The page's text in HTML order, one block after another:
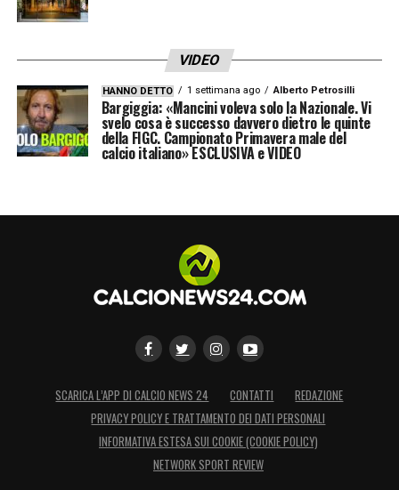
VIDEO
HANNO DETTO 1 settimana ago Alberto Petrosilli
Bargiggia: «Mancini voleva solo la Nazionale. Vi
svelo cosa è successo davvero dietro le quinte
della FIGC. Campionato Primavera male del
calcio italiano» ESCLUSIVA e VIDEO
SCARICA L’APP DI CALCIO NEWS 24 CONTATTI
REDAZIONE
PRIVACY POLICY E TRATTAMENTO DEI DATI PERSONALI
INFORMATIVA ESTESA SUI COOKIE (COOKIE POLICY)
NETWORK SPORT REVIEW